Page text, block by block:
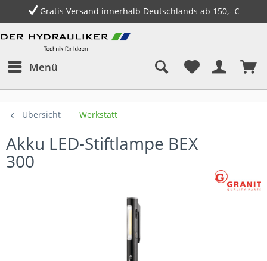
Gratis Versand innerhalb Deutschlands ab 150,- €
Menü
Übersicht Werkstatt
Akku LED-Stiftlampe BEX
300